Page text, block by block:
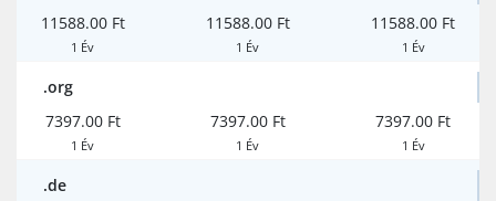
11588.00 Ft
1 Év
11588.00 Ft
1 Év
11588.00 Ft
1 Év
.org
7397.00 Ft
1 Év
7397.00 Ft
1 Év
7397.00 Ft
1 Év
.de